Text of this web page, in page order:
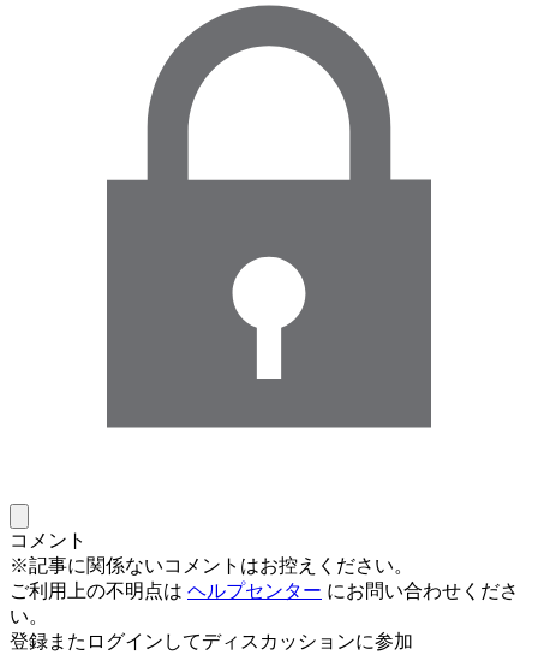
コメント
※記事に関係ないコメントはお控えください。
ご利用上の不明点は ヘルプセンター にお問い合わせくださ
い。
登録またログインしてディスカッションに参加